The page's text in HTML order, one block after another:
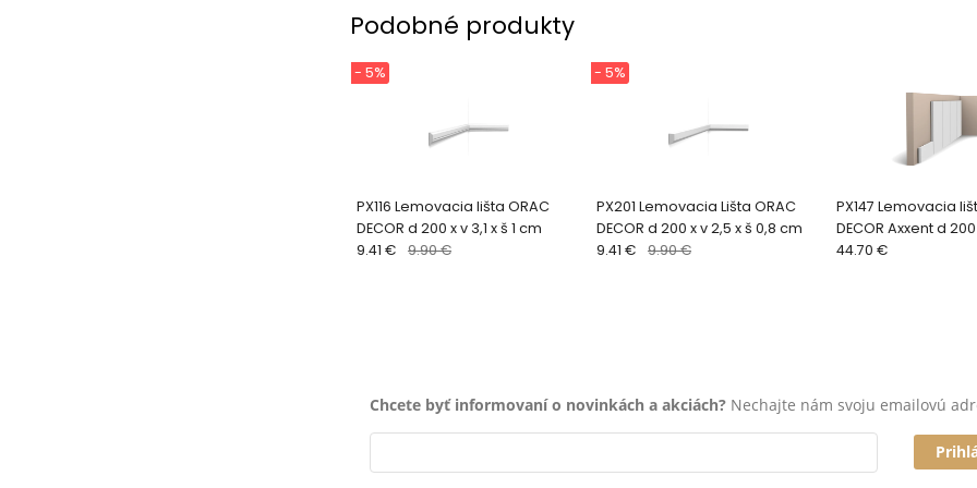
Podobné produkty
PX116 Lemovacia lišta ORAC
DECOR d 200 x v 3,1 x š 1 cm
- 5%
9.41 € 9.90 €
PX201 Lemovacia Lišta ORAC
DECOR d 200 x v 2,5 x š 0,8 cm
- 5%
9.41 € 9.90 €
PX147 Lemovacia
DECOR Axxent d
16,9 cm
44.70 €
Chcete byť informovaní o novinkách a akciách? Nechajte nám svoju emailovú